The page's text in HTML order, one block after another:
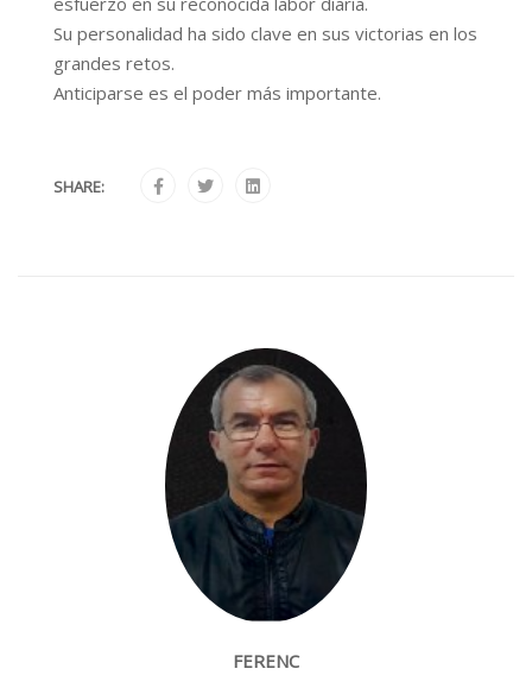
Su personalidad ha sido clave en sus victorias en los
grandes retos.
Anticiparse es el poder más importante.
SHARE:
FERENC